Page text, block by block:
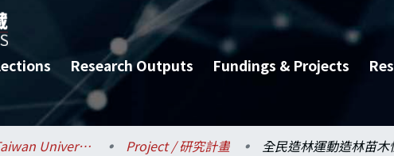
Research Outputs Fundings & Projects
.National Taiwan University / 國立臺灣大學 Project / 研究計畫